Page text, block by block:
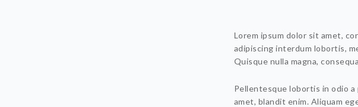
Lorem ipsum dolor sit amet,
adipiscing interdum lobortis,
Quisque nulla magna,
Pellentesque lobortis in odio a
amet, blandit enim. Aliquam